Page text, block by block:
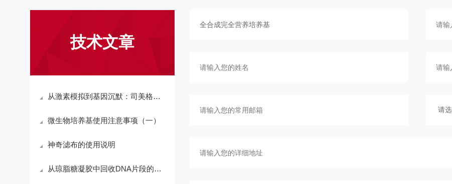
技术文章
从激素模拟到基因沉默：司美格鲁肽和ARO-INHBE如何调控代谢，助力减脂增肌
微生物培养基使用注意事项（一）
神奇滤布的使用说明
从琼脂糖凝胶中回收DNA片段的原则和注意事项